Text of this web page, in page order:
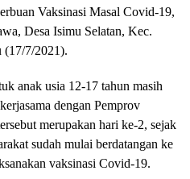
Vaksinasi Masal Covid-19,
Desa Isimu Selatan, Kec.
(17/7/2021).
anak usia 12-17 tahun masih
dengan Pemprov
merupakan hari ke-2, sejak
sudah mulai berdatangan ke
vaksinasi Covid-19.